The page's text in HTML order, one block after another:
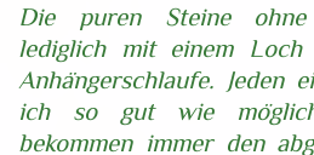
Die puren Steine
lediglich mit einem
Anhängerschlaufe. Jeden
ich so gut wie
bekommen immer den